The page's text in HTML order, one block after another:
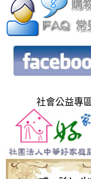
社會公益專區